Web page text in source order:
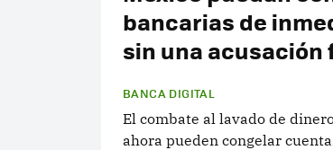
bancarias de
sin una acusación
BANCA DIGITAL
El combate al lavado de
ahora pueden congelar